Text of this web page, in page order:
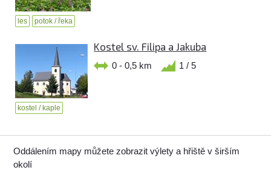
les potok / řeka
Kostel sv. Filipa a Jakuba
0 - 0,5 km 1 / 5
kostel / kaple
Oddálením mapy můžete zobrazit výlety a hřiště v širším
okolí